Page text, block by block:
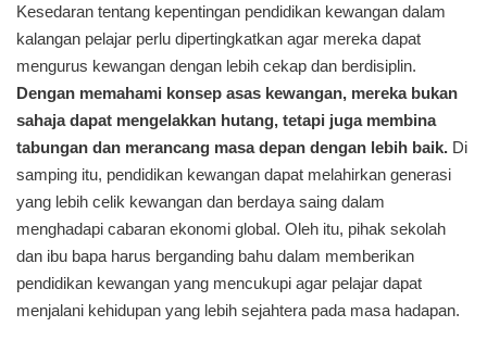
Kesedaran tentang kepentingan pendidikan kewangan dalam
kalangan pelajar perlu dipertingkatkan agar mereka dapat
mengurus kewangan dengan lebih cekap dan berdisiplin.
Dengan memahami konsep asas kewangan, mereka bukan
sahaja dapat mengelakkan hutang, tetapi juga membina
tabungan dan merancang masa depan dengan lebih baik. Di
samping itu, pendidikan kewangan dapat melahirkan generasi
yang lebih celik kewangan dan berdaya saing dalam
menghadapi cabaran ekonomi global. Oleh itu, pihak sekolah
dan ibu bapa harus berganding bahu dalam memberikan
pendidikan kewangan yang mencukupi agar pelajar dapat
menjalani kehidupan yang lebih sejahtera pada masa hadapan.